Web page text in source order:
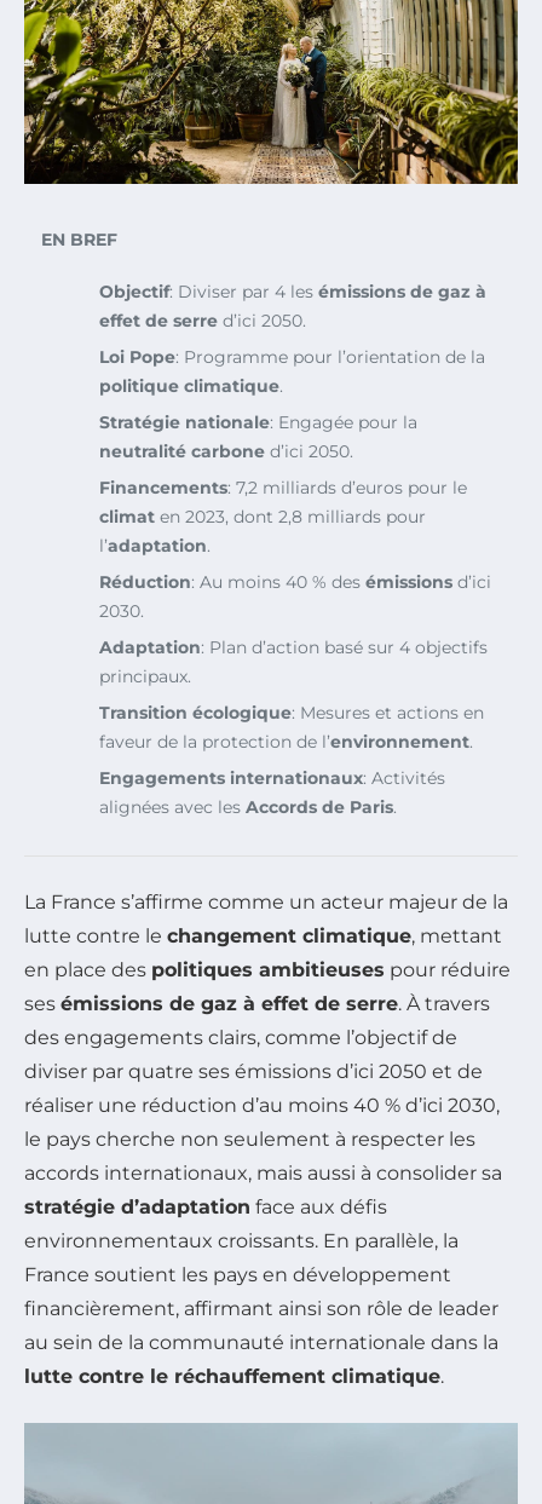
EN BREF
Objectif: Diviser par 4 les émissions de gaz à
effet de serre d’ici 2050.
Loi Pope: Programme pour l’orientation de la
politique climatique.
Stratégie nationale: Engagée pour la
neutralité carbone d’ici 2050.
Financements: 7,2 milliards d’euros pour le
climat en 2023, dont 2,8 milliards pour
l’adaptation.
Réduction: Au moins 40 % des émissions d’ici
2030.
Adaptation: Plan d’action basé sur 4 objectifs
principaux.
Transition écologique: Mesures et actions en
faveur de la protection de l’environnement.
Engagements internationaux: Activités
alignées avec les Accords de Paris.
La France s’affirme comme un acteur majeur de la
lutte contre le changement climatique, mettant
en place des politiques ambitieuses pour réduire
ses émissions de gaz à effet de serre. À travers
des engagements clairs, comme l’objectif de
diviser par quatre ses émissions d’ici 2050 et de
réaliser une réduction d’au moins 40 % d’ici 2030,
le pays cherche non seulement à respecter les
accords internationaux, mais aussi à consolider sa
stratégie d’adaptation face aux défis
environnementaux croissants. En parallèle, la
France soutient les pays en développement
financièrement, affirmant ainsi son rôle de leader
au sein de la communauté internationale dans la
lutte contre le réchauffement climatique.